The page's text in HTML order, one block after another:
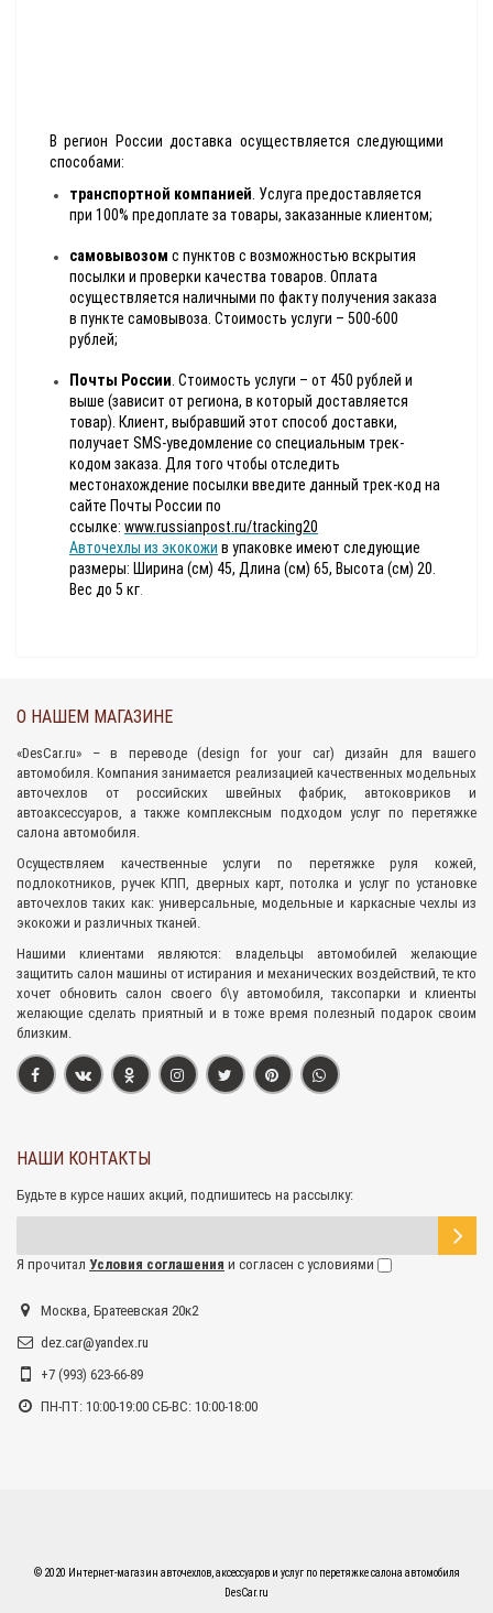
В регион России доставка осуществляется следующими
способами:
транспортной компанией . Услуга предоставляется
при 100% предоплате за товары, заказанные клиентом;
самовывозом с пунктов с возможностью вскрытия
посылки и проверки качества товаров. Оплата
осуществляется наличными по факту получения заказа
в пункте самовывоза. Стоимость услуги – 500-600
рублей;
Почты России . Стоимость услуги – от 450 рублей и
выше (зависит от региона, в который доставляется
товар). Клиент, выбравший этот способ доставки,
получает SMS-уведомление со специальным трек-
кодом заказа. Для того чтобы отследить
местонахождение посылки введите данный трек-код на
сайте Почты России по
ссылке: www.russianpost.ru/tracking20
Авточехлы из экокожи в упаковке имеют следующие
размеры: Ширина (см) 45, Длина (см) 65, Высота (см) 20.
Вес до 5 кг.
О НАШЕМ МАГАЗИНЕ
«DesCar.ru» – в переводе (design for your car) дизайн для вашего
автомобиля. Компания занимается реализацией качественных модельных
авточехлов от российских швейных фабрик, автоковриков и
автоаксессуаров, а также комплексным подходом услуг по перетяжке
салона автомобиля.
Осуществляем качественные услуги по перетяжке руля кожей,
подлокотников, ручек КПП, дверных карт, потолка и услуг по установке
авточехлов таких как: универсальные, модельные и каркасные чехлы из
экокожи и различных тканей.
Нашими клиентами являются: владельцы автомобилей желающие
защитить салон машины от истирания и механических воздействий, те кто
хочет обновить салон своего б\у автомобиля, таксопарки и клиенты
желающие сделать приятный и в тоже время полезный подарок своим
близким.
НАШИ КОНТАКТЫ
Будьте в курсе наших акций, подпишитесь на рассылку:
Я прочитал Условия соглашения и согласен с условиями
Москва, Братеевская 20к2
dez.car@yandex.ru
+7 (993) 623-66-89
ПН-ПТ: 10:00-19:00 СБ-ВС: 10:00-18:00
© 2020 Интернет-магазин авточехлов, аксессуаров и услуг по перетяжке салона автомобиля
DesCar.ru